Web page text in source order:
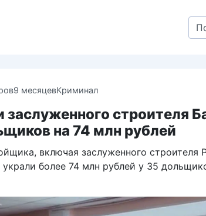
for:
9 месяцевКриминал
заслуженного строителя
на 74 млн рублей
включая заслуженного строителя
более 74 млн рублей у 35